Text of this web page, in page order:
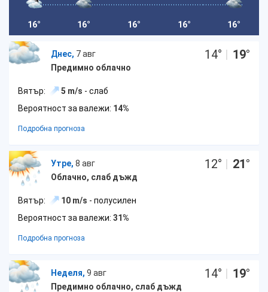
16° 16° 16° 16° 16°
Днес, 7 авг
Предимно облачно
14° | 19°
Вятър: 5 m/s - слаб
Вероятност за валежи: 14%
Подробна прогноза
Утре, 8 авг
Облачно, слаб дъжд
12° | 21°
Вятър: 10 m/s - полусилен
Вероятност за валежи: 31%
Подробна прогноза
Неделя, 9 авг
Предимно облачно, слаб дъжд
14° | 19°